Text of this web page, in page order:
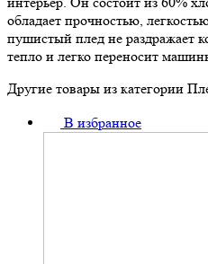
обладает прочностью,
пушистый плед не раздражает
тепло и легко переносит
Другие товары из категории
В избранное